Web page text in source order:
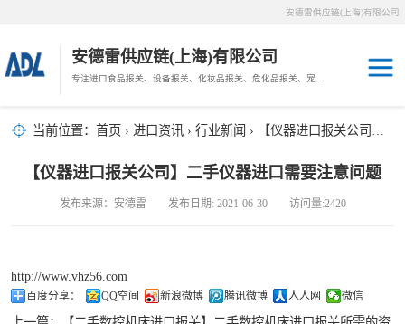
安德雷供应链(上海)有限公司
安德雷供应链(上海)有限公司
当前位置： 首页 › 进口资讯 › 行业新闻 › 【仪器进口报关公司】二手仪器进口需要注意问题
【仪器进口报关公司】二手仪器进口需要注意问题
发布来源：安德雷 发布日期: 2021-06-30 访问量:2420
http://www.vhz56.com
百度分享： QQ空间 新浪微博 腾讯微博 人人网 微信
其他报关
海鲜进口
宠物粮进口
木材报关
药材报关
汽车/游艇报关